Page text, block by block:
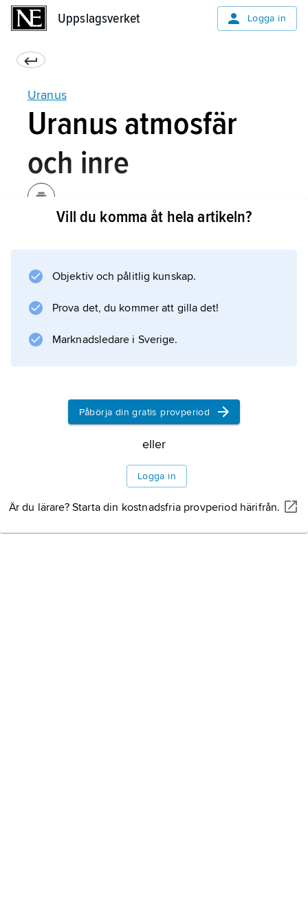
Uppslagsverket Logga in
Uranus
Uranus atmosfär
och inre
huvudsak vätskeformigt material dominerat av
vatten, där partiklar av metall och sten är
uppblandade. I ett tjockt ytlager inklusive
skillnad från Neptunus har Uranus ingen
Vill du komma åt hela artikeln?
Objektiv och pålitlig kunskap.
Prova det, du kommer att gilla det!
Marknadsledare i Sverige.
Påbörja din gratis provperiod
eller
Logga in
Är du lärare? Starta din kostnadsfria provperiod härifrån.